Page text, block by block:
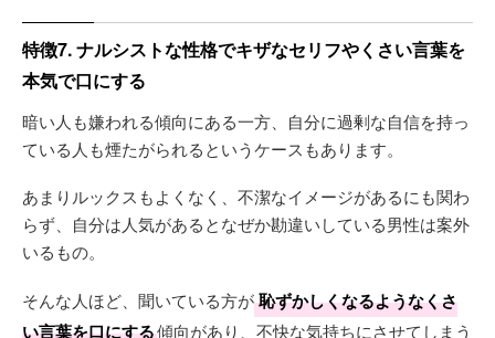
特徴7. ナルシストな性格でキザなセリフやくさい言葉を
本気で口にする
暗い人も嫌われる傾向にある一方、自分に過剰な自信を持っ
ている人も煙たがられるというケースもあります。
あまりルックスもよくなく、不潔なイメージがあるにも関わ
らず、自分は人気があるとなぜか勘違いしている男性は案外
いるもの。
そんな人ほど、聞いている方が恥ずかしくなるようなくさ
い言葉を口にする傾向があり、不快な気持ちにさせてしまう